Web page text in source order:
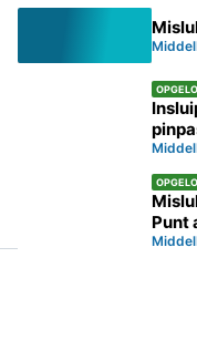
Cold Cases
Tip
Punt